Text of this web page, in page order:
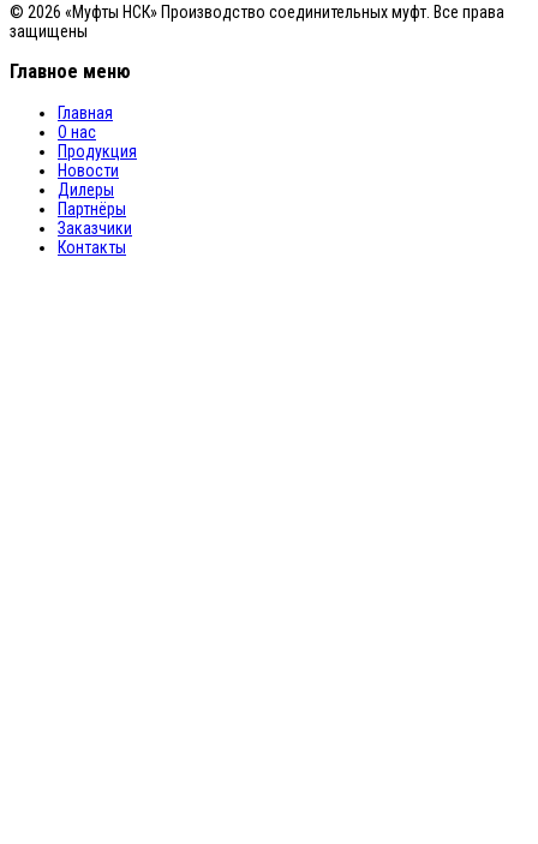
© 2026 «Муфты НСК» Производство соединительных муфт. Все права
защищены
Главное меню
Главная
О нас
Продукция
Новости
Дилеры
Партнёры
Заказчики
Контакты